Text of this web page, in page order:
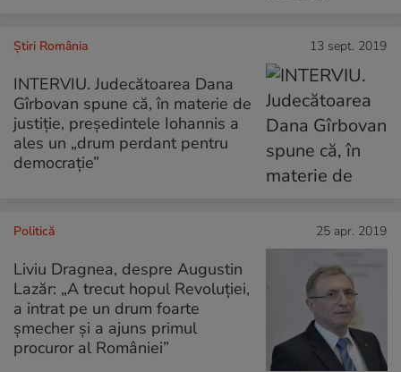
Știri România 13 sept. 2019
INTERVIU. Judecătoarea Dana
Gîrbovan spune că, în materie de
justiție, președintele Iohannis a
ales un „drum perdant pentru
democrație”
Politică 25 apr. 2019
Liviu Dragnea, despre Augustin
Lazăr: „A trecut hopul Revoluţiei,
a intrat pe un drum foarte
şmecher şi a ajuns primul
procuror al României”